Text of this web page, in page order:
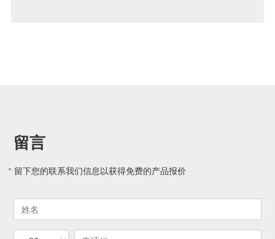
留言
* 留下您的联系我们信息以获得免费的产品报价